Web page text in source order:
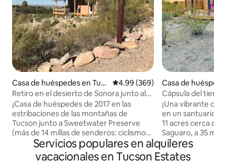
Casa de huéspedes en Tucs
on
Calificación promedio: 4.99 de
4.99 (369)
Retiro en el desierto de Sonora junto al
sendero del lado oeste
¡Casa de huéspedes de 2017 en las
estribaciones de las montañas de
Tucson junto a Sweetwater Preserve
(más de 14 millas de senderos: ciclismo
de montaña, paseos a caballo, correr y
senderismo)! Disfruta de la bañera
gigante, parrilla para barbacoa, puestas
Casa de
on
Cápsula del
Sonora
¡Una vibrante
en un santuario
11 acres cerca del
Saguaro, a 35
Cuenta con WiFi,
acondicionado/
baño al aire libre
Servicios populares en alquileres
vacacionales en Tucson Estates